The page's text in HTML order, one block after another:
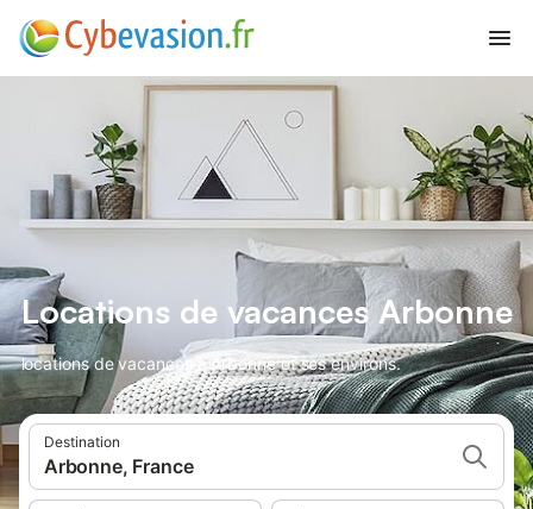
Locations de vacances Arbonne
locations de vacances à Arbonne et ses environs.
Destination
Arbonne, France